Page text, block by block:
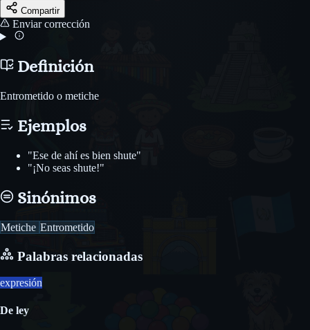
Compartir
Enviar corrección
Definición
Entrometido o metiche
Ejemplos
"Ese de ahí es bien shute"
"¡No seas shute!"
Sinónimos
Metiche Entrometido
Palabras relacionadas
expresión
De ley